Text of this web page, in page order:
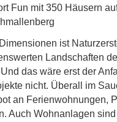
Fun mit 350 Häusern
ist
Landschaften
das wäre erst der
nicht. Überall im
an Ferienwohnungen,
Auch Wohnanlagen